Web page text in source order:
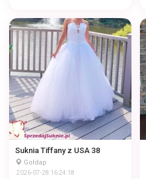
Suknia Tiffany z USA 38
Gołdap
2026-07-28 16:24:18